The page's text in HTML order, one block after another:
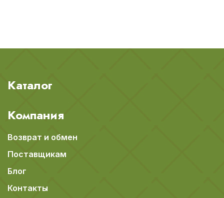
Каталог
Компания
Возврат и обмен
Поставщикам
Блог
Контакты